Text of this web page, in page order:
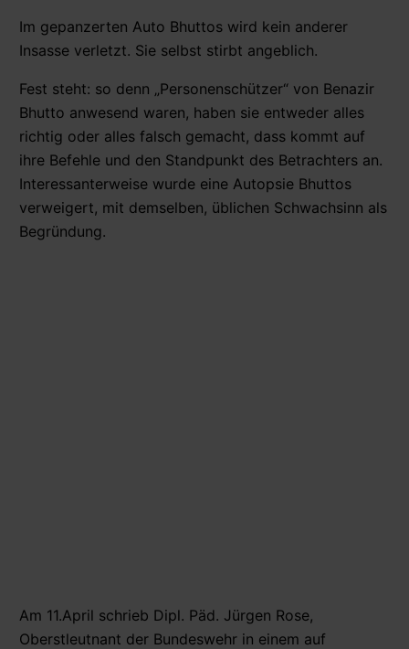
Im gepanzerten Auto Bhuttos wird kein anderer
Insasse verletzt. Sie selbst stirbt angeblich.
Fest steht: so denn „Personenschützer“ von Benazir
Bhutto anwesend waren, haben sie entweder alles
richtig oder alles falsch gemacht, dass kommt auf
ihre Befehle und den Standpunkt des Betrachters an.
Interessanterweise wurde eine Autopsie Bhuttos
verweigert, mit demselben, üblichen Schwachsinn als
Begründung.
Am 11.April schrieb Dipl. Päd. Jürgen Rose,
Oberstleutnant der Bundeswehr in einem auf